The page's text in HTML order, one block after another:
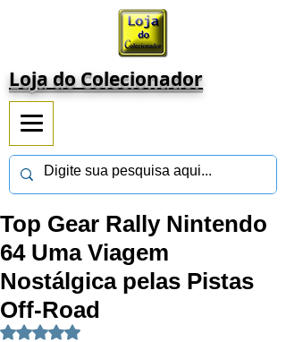
Loja do Colecionador
Top Gear Rally Nintendo
64 Uma Viagem
Nostálgica pelas Pistas
Off-Road
Avaliado com NaN de 5 estrelas.